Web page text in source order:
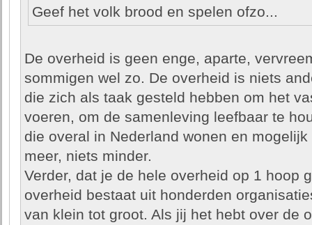
Geef het volk brood en spelen ofzo...
De overheid is geen enge, aparte,
sommigen wel zo. De overheid is niets
die zich als taak gesteld hebben om het
voeren, om de samenleving leefbaar te
die overal in Nederland wonen en
meer, niets minder.
Verder, dat je de hele overheid op 1 hoop
overheid bestaat uit honderden
van klein tot groot. Als jij het hebt over de